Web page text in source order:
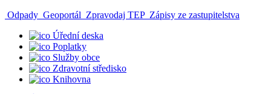
Odpady Geoportál Zpravodaj TEP Zápisy ze zastupitelstva
Úřední deska
Poplatky
Služby obce
Zdravotní středisko
Knihovna